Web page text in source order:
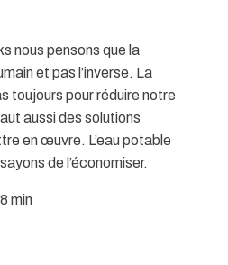
nous pensons que la
et pas l’inverse. La
toujours pour réduire notre
aussi des solutions
en œuvre. L’eau potable
de l’économiser.
min